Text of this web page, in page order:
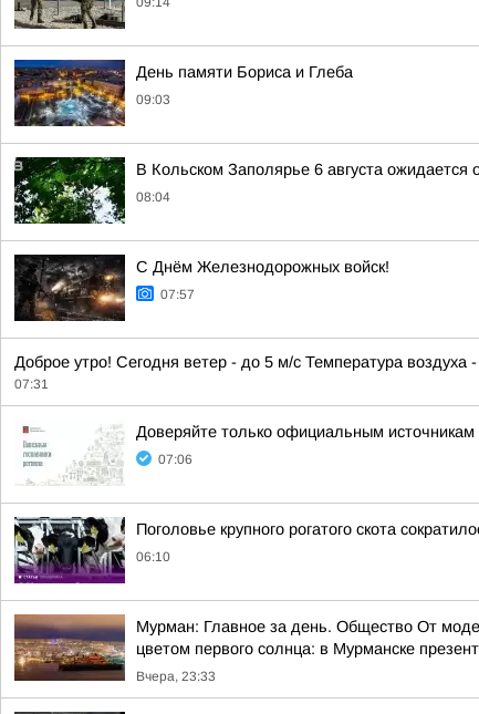
День памяти Бориса и Глеба
09:03
В Кольском Заполярье 6 августа ожидается
08:04
С Днём Железнодорожных войск!
07:57
Доброе утро! Сегодня ветер - до 5 м/с Температура
07:31
Доверяйте только официальным
07:06
Поголовье крупного рогатого скота
06:10
Мурман: Главное за день. Общество От
цветом первого солнца: в Мурманске
Вчера, 23:33